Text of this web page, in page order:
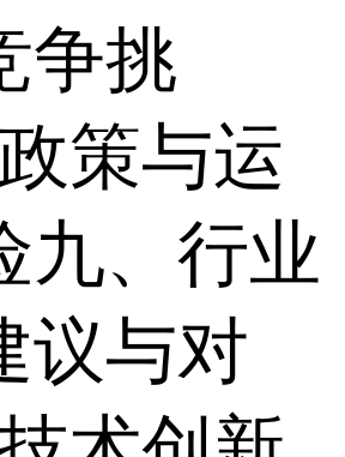
争挑
策与运
九、行业
议与对